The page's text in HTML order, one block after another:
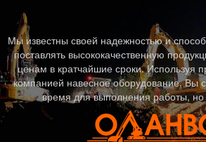
Мы известны своей надежностью и
поставлять высококачественную
ценам в кратчайшие сроки. Используя
компанией навесное оборудование, Вы
время для выполнения работы, но